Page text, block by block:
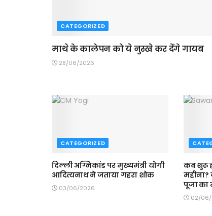
CATEGORIZED
माथे के कालेपन को ये नुस्खे कर देंगे गायब
28/06/2026
CATEGORIZED
दिल्ली अग्निकांड पर मुख्यमंत्री योगी
आदित्यनाथ ने जताया गहरा शोक
03/06/2026
कब शुरू
पूजा का
02/06/